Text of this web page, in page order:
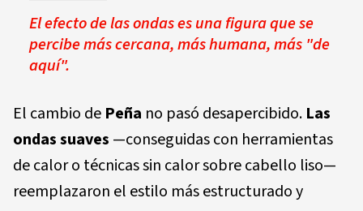
El efecto de las ondas es una figura que se
percibe más cercana, más humana, más "de
aquí".
El cambio de Peña no pasó desapercibido. Las
ondas suaves —conseguidas con herramientas
de calor o técnicas sin calor sobre cabello liso—
reemplazaron el estilo más estructurado y